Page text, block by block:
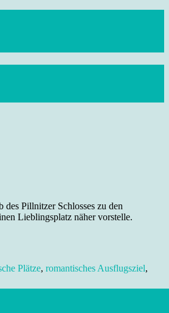
Pillnitzer Schlosses zu den
Lieblingsplatz näher vorstelle.
Plätze, romantisches Ausflugsziel,